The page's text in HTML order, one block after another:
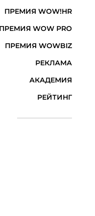
ПРЕМИЯ WOW!HR
ПРЕМИЯ WOW PRO
ПРЕМИЯ WOWBIZ
РЕКЛАМА
АКАДЕМИЯ
РЕЙТИНГ